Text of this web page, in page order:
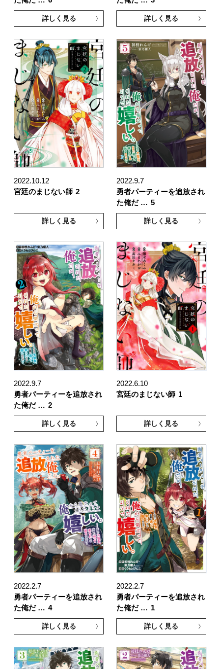
詳しく見る 詳しく見る
2022.10.12
宮廷のまじない師 2
詳しく見る
2022.9.7
勇者パーティーを追放され
た俺だ … 5
詳しく見る
2022.9.7
勇者パーティーを追放され
た俺だ … 2
詳しく見る
2022.6.10
宮廷のまじない師 1
詳しく見る
2022.2.7
勇者パーティーを追放され
た俺だ … 4
詳しく見る
2022.2.7
勇者パーティーを追放され
た俺だ … 1
詳しく見る